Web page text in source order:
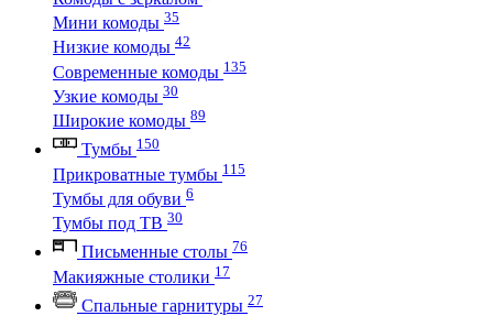
Мини комоды 35
Низкие комоды 42
Современные комоды 135
Узкие комоды 30
Широкие комоды 89
Тумбы 150
Прикроватные тумбы 115
Тумбы для обуви 6
Тумбы под ТВ 30
Письменные столы 76
Макияжные столики 17
Спальные гарнитуры 27